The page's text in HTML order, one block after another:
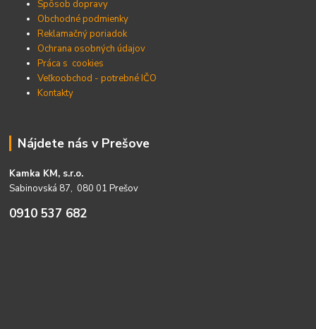
Spôsob dopravy
Obchodné podmienky
Reklamačný poriadok
Ochrana osobných údajov
Práca s cookies
Veľkoobchod - potrebné IČO
Kontakty
Nájdete nás v Prešove
Kamka KM, s.r.o.
Sabinovská 87, 080 01 Prešov
0910 537 682